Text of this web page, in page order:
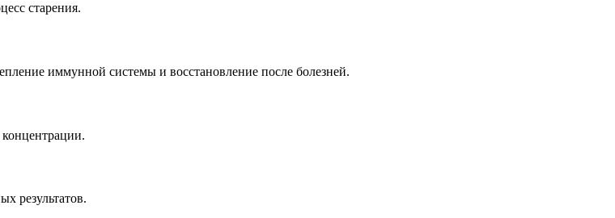
старения.
иммунной системы и восстановление после болезней.
результатов.